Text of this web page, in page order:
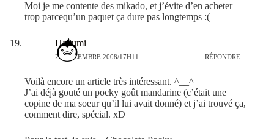
Moi je me contente des mikado, et j’évite d’en acheter
trop parcequ’un paquet ça dure pas longtemps :(
Hagumi
27 DÉCEMBRE 2008/17H11 RÉPONDRE
Voilà encore un article très intéressant. ^__^
J’ai déjà gouté un pocky goût mandarine (c’était une
copine de ma soeur qu’il lui avait donné) et j’ai trouvé ça,
comment dire, spécial. xD